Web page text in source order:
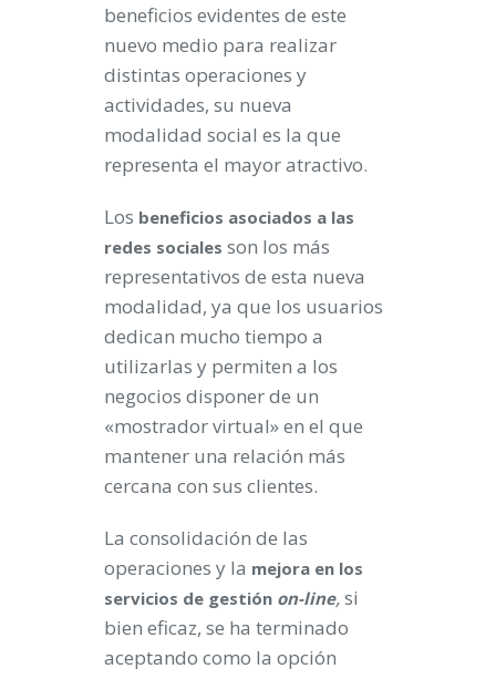
beneficios evidentes de este
nuevo medio para realizar
distintas operaciones y
actividades, su nueva
modalidad social es la que
representa el mayor atractivo.
Los beneficios asociados a las
redes sociales son los más
representativos de esta nueva
modalidad, ya que los usuarios
dedican mucho tiempo a
utilizarlas y permiten a los
negocios disponer de un
«mostrador virtual» en el que
mantener una relación más
cercana con sus clientes.
La consolidación de las
operaciones y la mejora en los
servicios de gestión on-line,si
bien eficaz, se ha terminado
aceptando como la opción